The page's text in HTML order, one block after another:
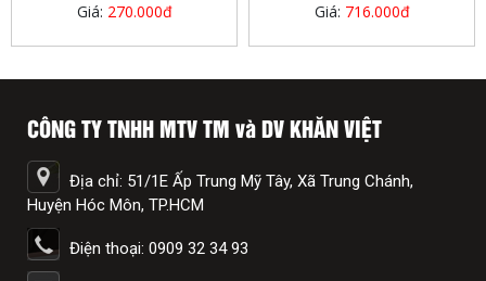
Giá: 270.000đ
Giá: 716.000đ
CÔNG TY TNHH MTV TM và DV KHĂN VIỆT
Địa chỉ: 51/1E Ấp Trung Mỹ Tây, Xã Trung Chánh,
Huyện Hóc Môn, TP.HCM
Điện thoại: 0909 32 34 93